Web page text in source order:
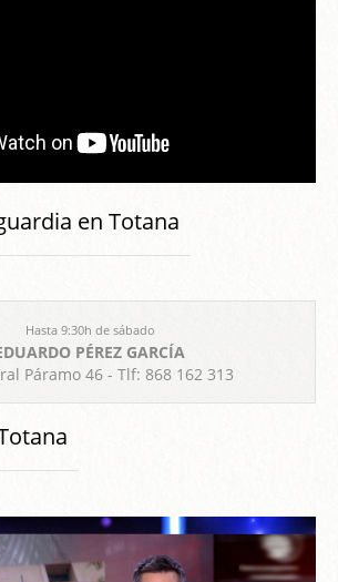
en Totana
Hasta 9:30h de sábado
PÉREZ GARCÍA
Páramo 46 - Tlf: 868 162 313